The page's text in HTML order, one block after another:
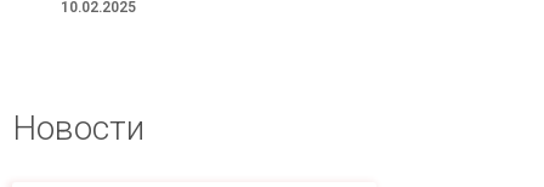
10.02.2025
Новости